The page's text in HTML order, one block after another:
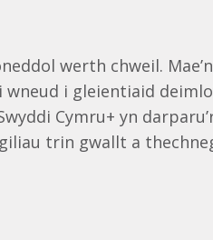
werth chweil. Mae’n
i gleientiaid
Cymru+ yn
trin gwallt a